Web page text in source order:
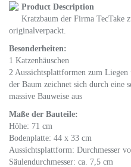
Product Description
Kratzbaum der Firma TecTake
originalverpackt.
Besonderheiten:
1 Katzenhäuschen
2 Aussichtsplattformen zum Liegen
der Baum zeichnet sich durch eine
massive Bauweise aus
Maße der Bauteile:
Höhe: 71 cm
Bodenplatte: 44 x 33 cm
Aussichtsplattform: Durchmesser
Säulendurchmesser: ca. 7,5 cm